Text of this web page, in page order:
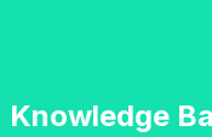
Knowledge